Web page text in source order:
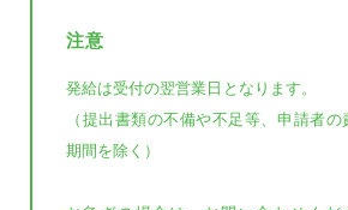
注意
発給は受付の翌営業日となります。
（提出書類の不備や不足等、申請者
期間を除く）